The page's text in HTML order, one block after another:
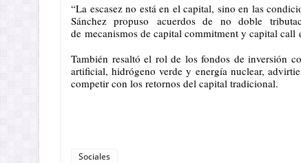
“La escasez no está en el capital, sino en las
Sánchez propuso acuerdos de no doble
de mecanismos de capital commitment y capital
También resaltó el rol de los fondos de inversión
artificial, hidrógeno verde y energía nuclear,
competir con los retornos del capital tradicional.
Sociales